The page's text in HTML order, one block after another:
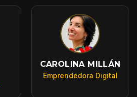
CAROLINA MILLÁN
Emprendedora Digital